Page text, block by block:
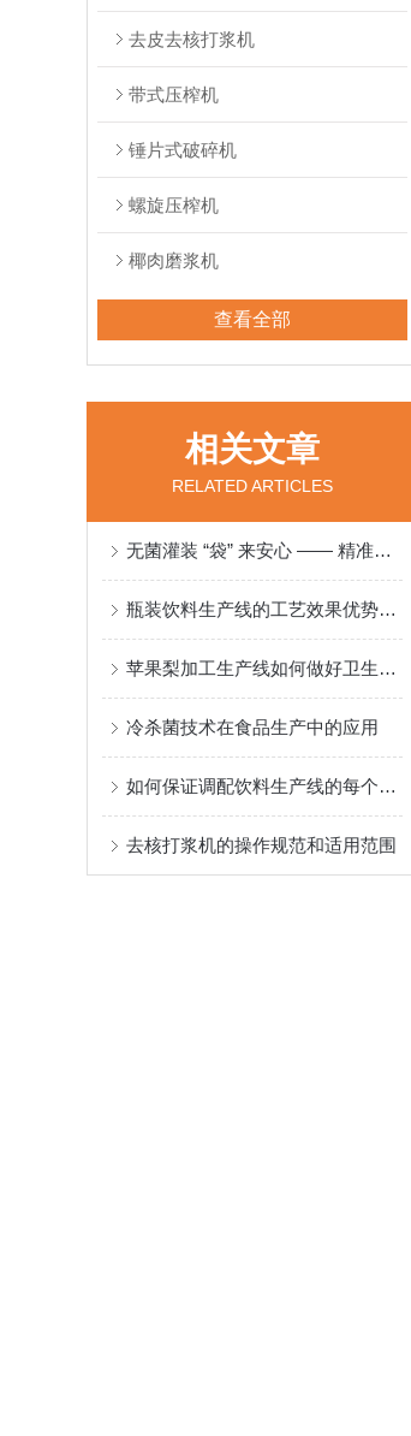
去皮去核打浆机
带式压榨机
锤片式破碎机
螺旋压榨机
椰肉磨浆机
查看全部
相关文章
RELATED ARTICLES
无菌灌装 “袋” 来安心 —— 精准守护食品品质
瓶装饮料生产线的工艺效果优势明显
苹果梨加工生产线如何做好卫生管控？工业生产标准方案
冷杀菌技术在食品生产中的应用
如何保证调配饮料生产线的每个环节都能得到妥善清洁
去核打浆机的操作规范和适用范围